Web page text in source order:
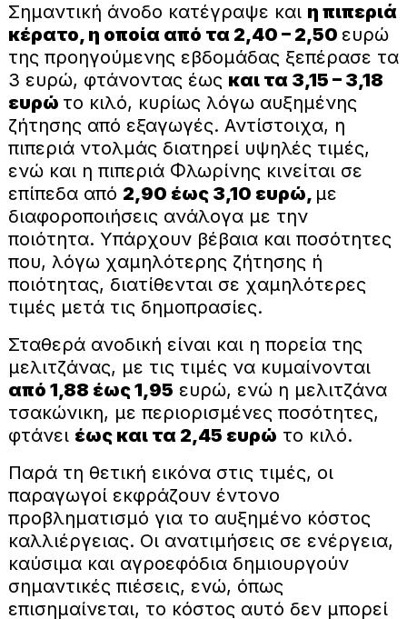
Σημαντική άνοδο κατέγραψε και η πιπεριά
κέρατο, η οποία από τα 2,40 – 2,50 ευρώ
της προηγούμενης εβδομάδας ξεπέρασε τα
3 ευρώ, φτάνοντας έως και τα 3,15 – 3,18
ευρώ το κιλό, κυρίως λόγω αυξημένης
ζήτησης από εξαγωγές. Αντίστοιχα, η
πιπεριά ντολμάς διατηρεί υψηλές τιμές,
ενώ και η πιπεριά Φλωρίνης κινείται σε
επίπεδα από 2,90 έως 3,10 ευρώ, με
διαφοροποιήσεις ανάλογα με την
ποιότητα. Υπάρχουν βέβαια και ποσότητες
που, λόγω χαμηλότερης ζήτησης ή
ποιότητας, διατίθενται σε χαμηλότερες
τιμές μετά τις δημοπρασίες.
Σταθερά ανοδική είναι και η πορεία της
μελιτζάνας, με τις τιμές να κυμαίνονται
από 1,88 έως 1,95 ευρώ, ενώ η μελιτζάνα
τσακώνικη, με περιορισμένες ποσότητες,
φτάνει έως και τα 2,45 ευρώ το κιλό.
Παρά τη θετική εικόνα στις τιμές, οι
παραγωγοί εκφράζουν έντονο
προβληματισμό για το αυξημένο κόστος
καλλιέργειας. Οι ανατιμήσεις σε ενέργεια,
καύσιμα και αγροεφόδια δημιουργούν
σημαντικές πιέσεις, ενώ, όπως
επισημαίνεται, το κόστος αυτό δεν μπορεί